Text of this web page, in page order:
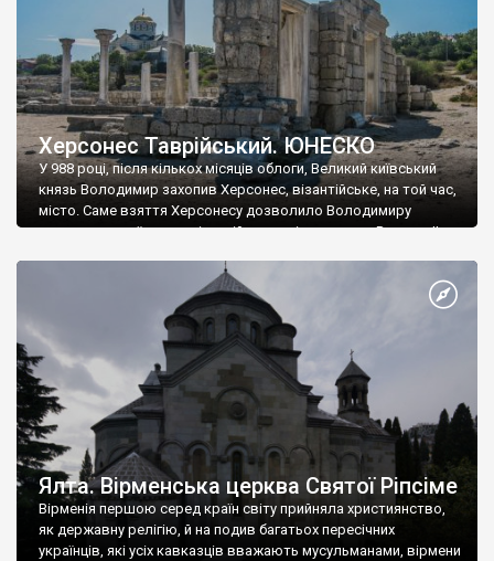
Херсонес Таврійський. ЮНЕСКО
У 988 році, після кількох місяців облоги, Великий київський
князь Володимир захопив Херсонес, візантійське, на той час,
місто. Саме взяття Херсонесу дозволило Володимиру
диктувати свої умови візантійському імператору Василю ІІ, та
Херсонесі Володимир-язичник, став Василем-християнином.
А потім було Хрещення Русі. На честь Херсонесу Таврійського
Ялта. Вірменська церква Святої Ріпсіме
Вірменія першою серед країн світу прийняла християнство,
як державну релігію, й на подив багатьох пересічних
українців, які усіх кавказців вважають мусульманами, вірмени